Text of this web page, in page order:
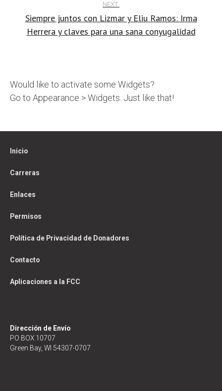
NEXT:
Siempre juntos con Lizmar y Eliu Ramos: Irma
Herrera y claves para una sana conyugalidad
Would like to activate some Widgets?
Go to Appearance > Widgets. Just like that!
Inicio
Carreras
Enlaces
Permisos
Política de Privacidad de Donadores
Contacto
Aplicaciones a la FCC
Dirección de Envío
PO BOX 10707
Green Bay, WI 54307-0707